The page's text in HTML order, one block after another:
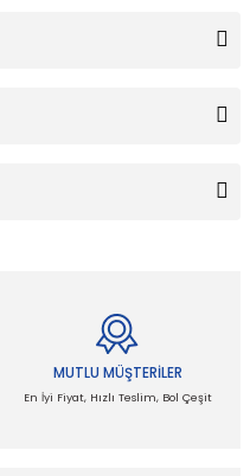
ederiz.
görüntülenemiyor.
MUTLU MÜŞTERİLER
En İyi Fiyat, Hızlı Teslim, Bol Çeşit